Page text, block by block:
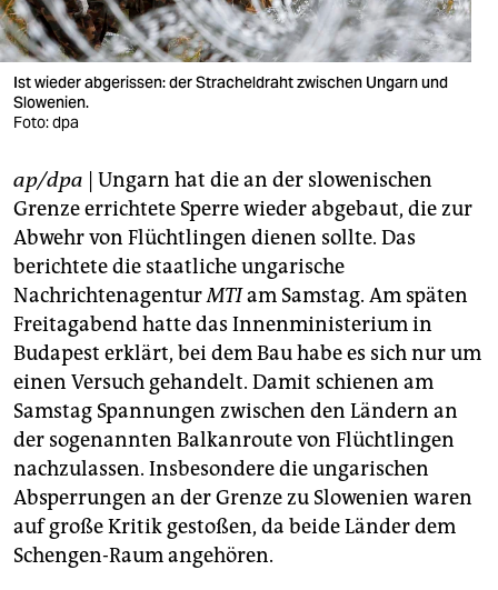
verlag
verlag
veranstaltungen
fragen & hilfe
unterstützen
abo
genossenschaft
epaper login
Ist wieder abgerissen: der Stracheldraht zwischen Ungarn und
Slowenien.
Foto: dpa
ap/dpa | Ungarn hat die an der slowenischen
Grenze errichtete Sperre wieder abgebaut, die zur
Abwehr von Flüchtlingen dienen sollte. Das
berichtete die staatliche ungarische
NachrichtenagenturMTIam Samstag. Am späten
Freitagabend hatte das Innenministerium in
Budapest erklärt, bei dem Bau habe es sich nur um
einen Versuch gehandelt. Damit schienen am
Samstag Spannungen zwischen den Ländern an
der sogenannten Balkanroute von Flüchtlingen
nachzulassen. Insbesondere die ungarischen
Absperrungen an der Grenze zu Slowenien waren
auf große Kritik gestoßen, da beide Länder dem
Schengen-Raum angehören.